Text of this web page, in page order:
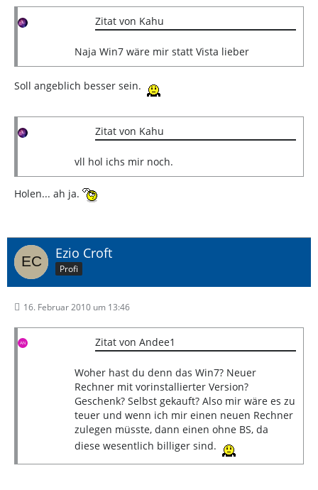
Zitat von Kahu
Naja Win7 wäre mir statt Vista lieber
Soll angeblich besser sein.
Zitat von Kahu
vll hol ichs mir noch.
Holen... ah ja.
Ezio Croft
Profi
16. Februar 2010 um 13:46
Zitat von Andee1
Woher hast du denn das Win7? Neuer
Rechner mit vorinstallierter Version?
Geschenk? Selbst gekauft? Also mir wäre es zu
teuer und wenn ich mir einen neuen Rechner
zulegen müsste, dann einen ohne BS, da
diese wesentlich billiger sind.